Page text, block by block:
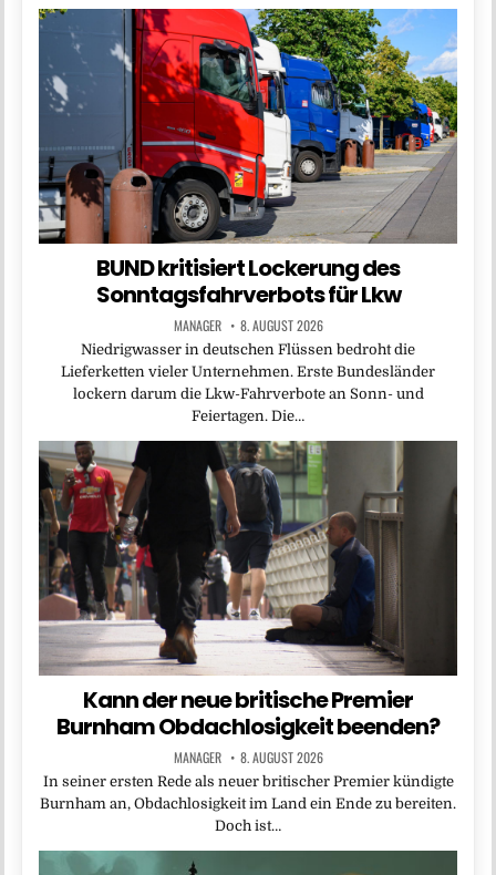
BUND kritisiert Lockerung des
Sonntagsfahrverbots für Lkw
MANAGER 8. AUGUST 2026
Niedrigwasser in deutschen Flüssen bedroht die
Lieferketten vieler Unternehmen. Erste Bundesländer
lockern darum die Lkw-Fahrverbote an Sonn- und
Feiertagen. Die…
Kann der neue britische Premier
Burnham Obdachlosigkeit beenden?
MANAGER 8. AUGUST 2026
In seiner ersten Rede als neuer britischer Premier kündigte
Burnham an, Obdachlosigkeit im Land ein Ende zu bereiten.
Doch ist…